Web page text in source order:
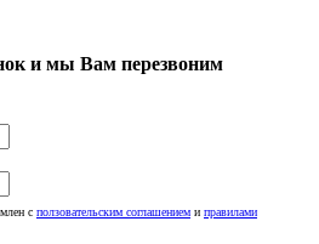
и мы Вам перезвоним
с ползовательским соглашением и правилами